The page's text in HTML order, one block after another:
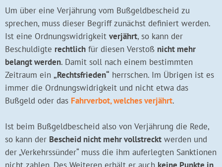
Um über eine Verjährung vom Bußgeldbescheid zu
sprechen, muss dieser Begriff zunächst definiert werden.
Ist eine Ordnungswidrigkeit verjährt, so kann der
Beschuldigte rechtlich für diesen Verstoß nicht mehr
belangt werden. Damit soll nach einem bestimmten
Zeitraum ein „Rechtsfrieden“ herrschen. Im Übrigen ist es
immer die Ordnungswidrigkeit und nicht etwa das
Bußgeld oder das Fahrverbot, welches verjährt.
Ist beim Bußgeldbescheid also von Verjährung die Rede,
so kann der Bescheid nicht mehr vollstreckt werden und
der „Verkehrssünder“ muss die ihm auferlegten Sanktionen
nicht zahlen. Des Weiteren erhält er auch keine Punkte in